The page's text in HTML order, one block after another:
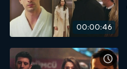
00:00:46